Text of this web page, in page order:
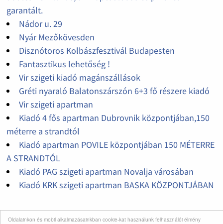
Oldalainkon és mobil alkalmazásainkban cookie-kat használunk felhasználói élmény
garantált.
Nádor u. 29
Nyár Mezőkövesden
Disznótoros Kolbászfesztivál Budapesten
Fantasztikus lehetőség !
Vir szigeti kiadó magánszállások
Gréti nyaraló Balatonszárszón 6+3 fő részere kiadó
Vir szigeti apartman
Kiadó 4 fős apartman Dubrovnik központjában,150
méterre a strandtól
Kiadó apartman POVILE központjában 150 MÉTERRE
A STRANDTÓL
Kiadó PAG szigeti apartman Novalja városában
Kiadó KRK szigeti apartman BASKA KÖZPONTJÁBAN